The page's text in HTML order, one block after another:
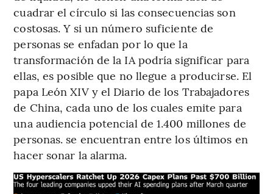
cuadrar el círculo si las consecuencias son
costosas. Y si un número suficiente de
personas se enfadan por lo que la
transformación de la IA podría significar para
ellas, es posible que no llegue a producirse. El
papa León XIV y el Diario de los Trabajadores
de China, cada uno de los cuales emite para
una audiencia potencial de 1.400 millones de
personas. se encuentran entre los últimos en
hacer sonar la alarma.